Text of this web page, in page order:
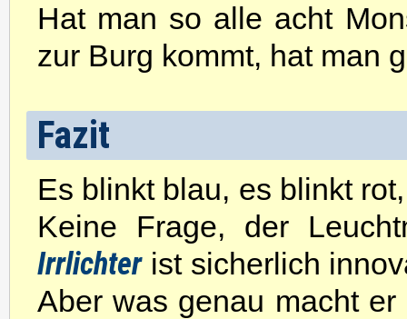
Hat man so alle acht
zur Burg kommt, hat man
Fazit
Es blinkt blau, es blinkt
Keine Frage, der
Irrlichterist sicherlich
Aber was genau macht